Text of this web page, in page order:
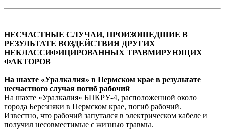
НЕСЧАСТНЫЕ СЛУЧАИ, ПРОИЗОШЕДШИЕ В
РЕЗУЛЬТАТЕ ВОЗДЕЙСТВИЯ ДРУГИХ
НЕКЛАССИФИЦИРОВАННЫХ ТРАВМИРУЮЩИХ
ФАКТОРОВ
На шахте «Уралкалия» в Пермском крае в результате
несчастного случая погиб рабочий
На шахте «Уралкалия» БПКРУ-4, расположенной около
города Березняки в Пермском крае, погиб рабочий.
Известно, что рабочий запутался в электрическом кабеле и
получил несовместимые с жизнью травмы.